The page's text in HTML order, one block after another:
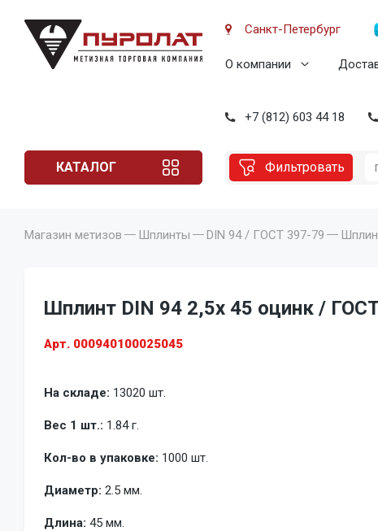
Санкт-Петербург
О компании
+7 (812) 603 44 18
КАТАЛОГ Фильтровать
Магазин метизов Шплинты DIN 94 / ГОСТ 397-79
Шплинт DIN 94 2,5x 45 оцинк /
Арт. 000940100025045
На складе: 13020 шт.
Вес 1 шт.: 1.84 г.
Кол-во в упаковке: 1000 шт.
Диаметр: 2.5 мм.
Длина: 45 мм.